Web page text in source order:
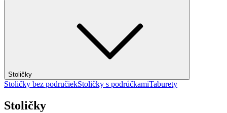
Stoličky
Stoličky bez područiekStoličky s podrúčkamiTaburety
Stoličky